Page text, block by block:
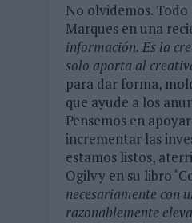
No olvidemos.
Marques en una
información. Es la
solo aporta al
para dar forma,
que ayude a los
Pensemos en
incrementar las
estamos listos,
Ogilvy en su libro
necesariamente con
razonablemente